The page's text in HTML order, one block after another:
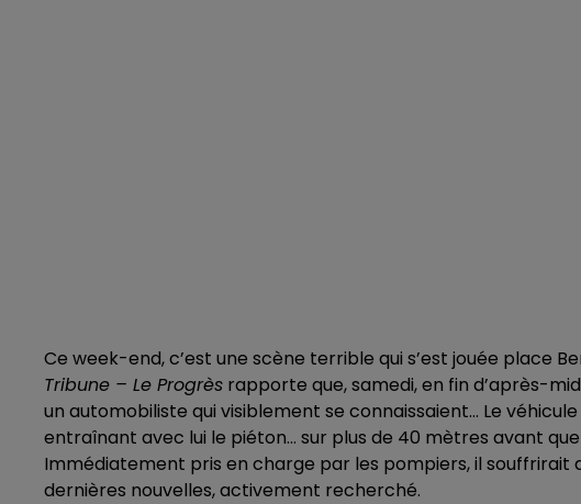
Ce week-end, c’est une scène terrible qui s’est jouée place
Tribune – Le Progrès rapporte que, samedi, en fin d’après-
un automobiliste qui visiblement se connaissaient... Le
entraînant avec lui le piéton… sur plus de 40 mètres avant
Immédiatement pris en charge par les pompiers, il souffrirait
dernières nouvelles, activement recherché.